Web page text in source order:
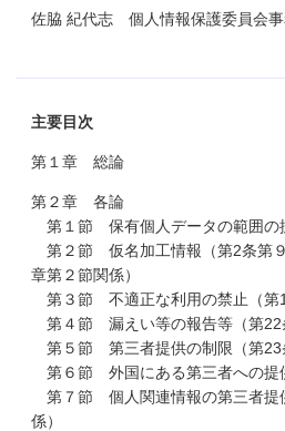
佐脇 紀代志 個人情報保護委員会事
主要目次
第１章 総論
第２章 各論
第１節 保有個人データの範囲の
第２節 仮名加工情報（第2条第
章第２節関係）
第３節 不適正な利用の禁止（第
第４節 漏えい等の報告等（第22
第５節 第三者提供の制限（第23
第６節 外国にある第三者への提
第７節 個人関連情報の第三者提
係）